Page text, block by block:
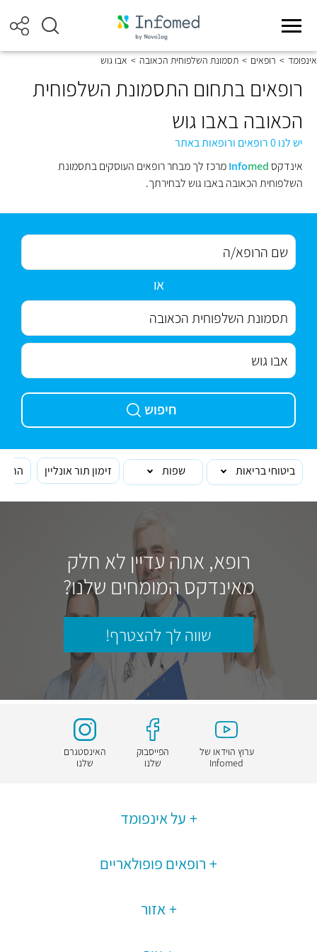
אינפומד > רופאים > תסמונת השלפוחית הכאובה > אבו גוש
רופאים בתחום התסמונת השלפוחית
הכאובה באבו גוש
יש לנו 0 רופאים ורופאות באתר
אינדקס
Infomed
מרכז לך מבחר רופאים העוסקים בתסמונת
השלפוחית הכאובה באבו גוש לבחירתך.
או
חיפוש
ביטוחי בריאות שפות זימון תור אונליין
רופא, אתה עדיין לא חלק
מאינדקס המומחים שלנו?
שווה לך להצטרף!
ערוץ הוידאו של
Infomed
הפייסבוק
שלנו
האינסטגרם
שלנו
על אינפומד
רופאים פופולאריים
אזור